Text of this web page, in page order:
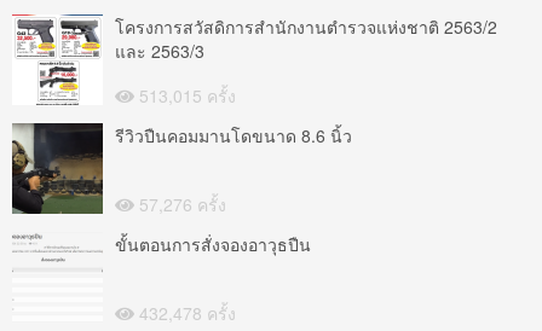
โครงการสวัสดิการสำนักงานตำรวจแห่งชาติ 2563/2
และ 2563/3
513,015 ครั้ง
รีวิวปืนคอมมานโดขนาด 8.6 นิ้ว
57,276 ครั้ง
ขั้นตอนการสั่งจองอาวุธปืน
432,478 ครั้ง